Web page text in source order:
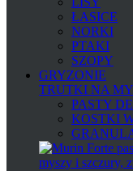
ŁASICE
NORKI
PTAKI
SZOPY
GRYZONIE
TRUTKI NA
PASTY
KOSTKI